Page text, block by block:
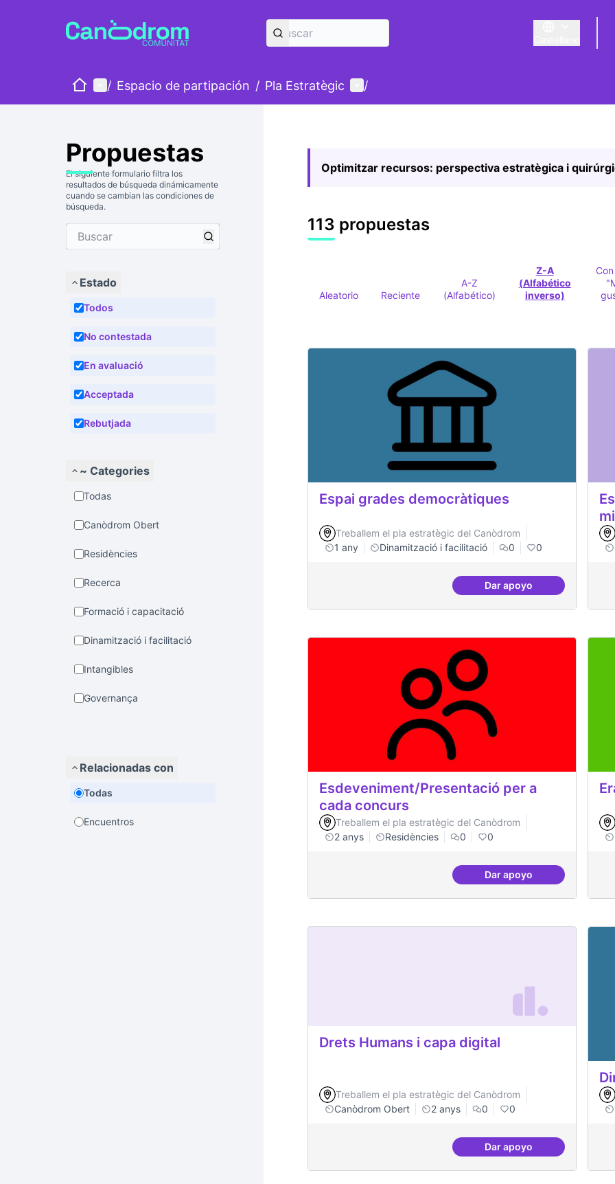
Triar la llengua
InicioMenú principal
/ Espacio de partipación / Pla Estratègic Menú de usuario
/
Propuestas
El siguiente formulario filtra los
resultados de búsqueda dinámicamente
cuando se cambian las condiciones de
búsqueda.
Estado
Todos
No contestada
En avaluació
Acceptada
Rebutjada
~ Categories
Todas
Canòdrom Obert
Residències
Recerca
Formació i capacitació
Dinamització i facilitació
Intangibles
Governança
Relacionadas con
Todas
Encuentros
Optimitzar recursos: perspectiva estratègica i
113 propuestas
Aleatorio Reciente
A-Z
(Alfabético)
Z-A
(Alfabético
inverso)
Espai grades democràtiques
Treballem el pla estratègic del Canòdrom
1 any
Dinamització i facilitació 0 0
Dar apoyoEspai grades
Esdeveniment/Presentació per a
cada concurs
Treballem el pla estratègic del Canòdrom
2 anys
Residències 0 0
Dar apoyoEsdeveniment/
Drets Humans i capa digital
Treballem el pla estratègic del Canòdrom
Canòdrom Obert
2 anys 0 0
Dar apoyoDrets Humans i capa